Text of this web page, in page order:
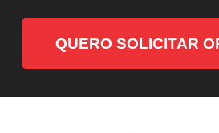
QUERO SOLICITAR